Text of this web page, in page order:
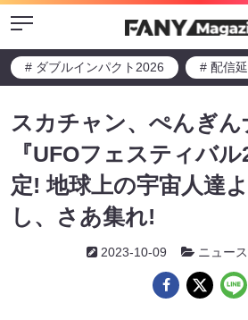
Menu
# ダブルインパクト2026 # 配信
スカチャン、ぺんぎ
『UFOフェスティバ
定! 地球上の宇宙人達
し、さあ集れ!
2023-10-09 ニュース